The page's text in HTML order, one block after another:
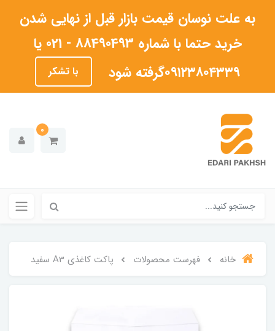
به علت نوسان قیمت بازار قبل از نهایی شدن
خرید حتما با شماره 88490493 - 021 یا
۰۹۱۲۳۸۰۴۳۳۹گرفته شود
با تشکر
0
خانه فهرست محصولات پاکت کاغذی A3 سفید